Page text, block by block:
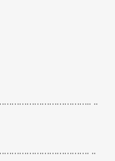
..
..